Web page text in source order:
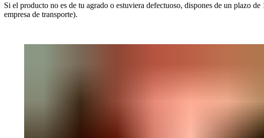
Si el producto no es de tu agrado o estuviera defectuoso, dispones de un plazo
empresa de transporte).